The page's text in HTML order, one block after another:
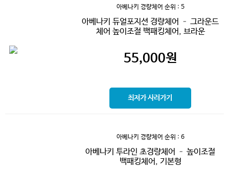
아베나키 경량체어 순위 : 5
아베나키 듀얼포지션 경량체어 – 그라운드
체어 높이조절 백패킹체어, 브라운
55,000원
최저가 사러가기
아베나키 경량체어 순위 : 6
아베나키 투라인 초경량체어 – 높이조절
백패킹체어, 기본형